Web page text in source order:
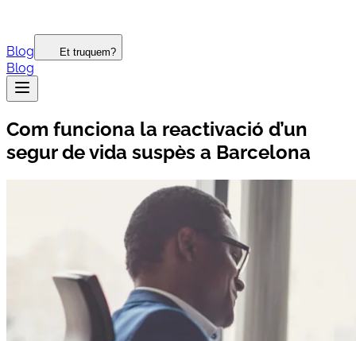
Blog Et truquem?
Blog
Com funciona la reactivació d’un
segur de vida suspès a Barcelona